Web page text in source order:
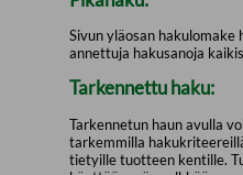
Sivun yläosan
annettuja hakusanoja
Tarkennettu haku:
Tarkennetun haun avulla
tarkemmilla
tietyille tuotteen kentille.